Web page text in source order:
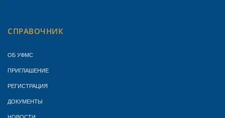
СПРАВОЧНИК
ОБ УФМС
ПРИГЛАШЕНИЕ
РЕГИСТРАЦИЯ
ДОКУМЕНТЫ